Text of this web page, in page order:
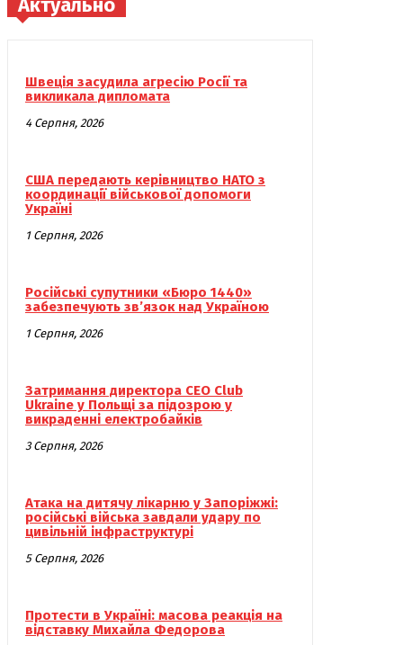
Швеція засудила агресію Росії та
викликала дипломата
4 Серпня, 2026
США передають керівництво НАТО з
координації військової допомоги
Україні
1 Серпня, 2026
Російські супутники «Бюро 1440»
забезпечують зв’язок над Україною
1 Серпня, 2026
Затримання директора CEO Club
Ukraine у Польщі за підозрою у
викраденні електробайків
3 Серпня, 2026
Атака на дитячу лікарню у Запоріжжі:
російські війська завдали удару по
цивільній інфраструктурі
5 Серпня, 2026
Протести в Україні: масова реакція на
відставку Михайла Федорова